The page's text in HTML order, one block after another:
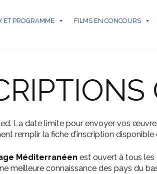
ET PROGRAMME FILMS EN CONCOURS
La date limite pour envoyer vos
remplir la fiche d’inscription disponible
Méditerranéen est ouvert à tous les
meilleure connaissance des pays du